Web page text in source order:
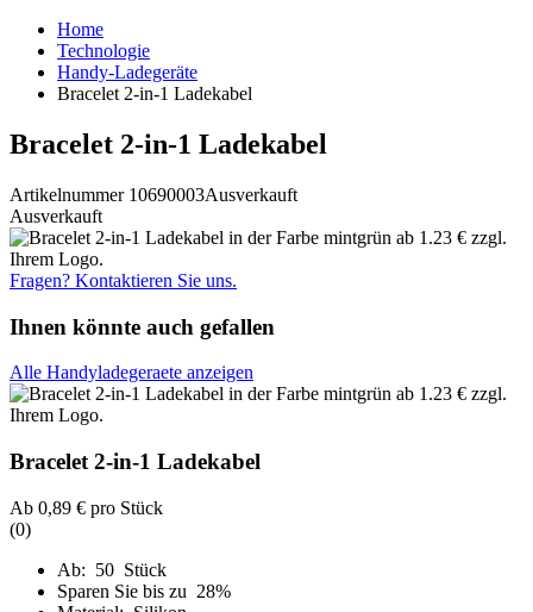
Home
Technologie
Handy-Ladegeräte
Bracelet 2-in-1 Ladekabel
Bracelet 2-in-1 Ladekabel
Artikelnummer 10690003Ausverkauft
Ausverkauft
Fragen? Kontaktieren Sie uns.
Ihnen könnte auch gefallen
Alle Handyladegeraete anzeigen
Bracelet 2-in-1 Ladekabel
Ab 0,89 € pro Stück
(0)
Ab: 50 Stück
Sparen Sie bis zu 28%